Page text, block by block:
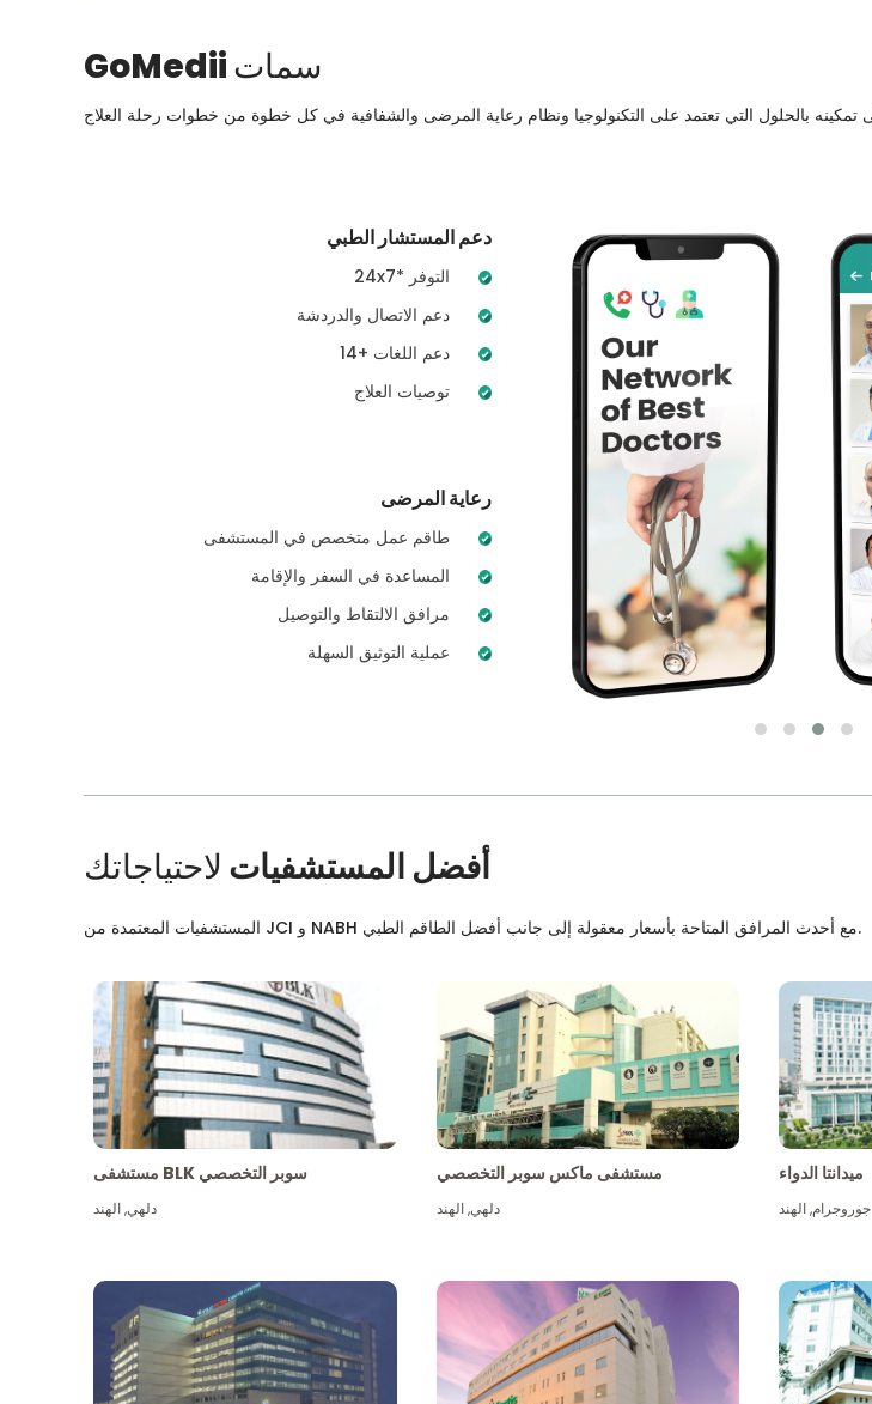
GoMediiسمات
دعم المستشار الطبي
رعاية المرضى
أفضل المستشفيات لاحتياجاتك
المستشفيات المعتمدة من JCI و NABH مع أحدث المرافق المتاحة بأسعار معقولة إلى جانب أفضل الطاقم الطبي.
مستشفى BLK سوبر التخصصي
دلهي,الهند
مستشفى ماكس سوبر التخصصي
دلهي,الهند
ميدانتا الدواء
جوروجرام,الهند